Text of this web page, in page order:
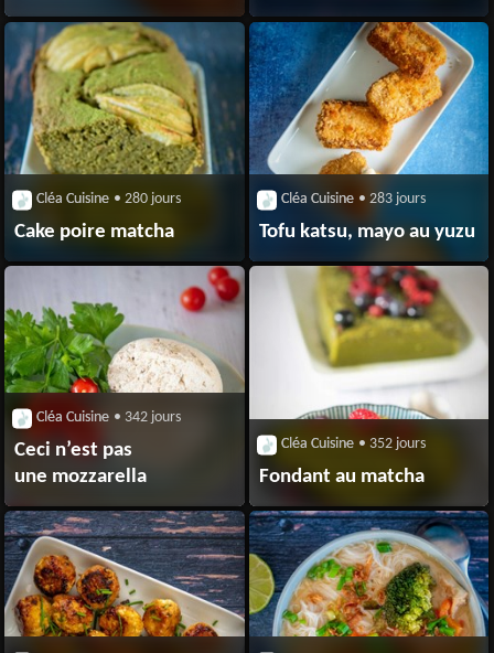
Cléa Cuisine • 280 jours
Cake poire matcha
Cléa Cuisine • 283 jours
Tofu katsu, mayo au yuzu
Cléa Cuisine • 342 jours
Ceci n’est pas
une mozzarella
Cléa Cuisine • 352 jours
Fondant au matcha